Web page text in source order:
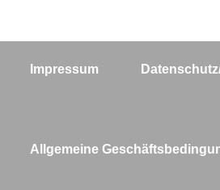
Impressum
Allgemeine